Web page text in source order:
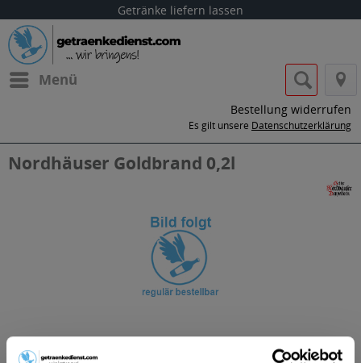
Getränke liefern lassen
Menü
Bestellung widerrufen
Es gilt unsere Datenschutzerklärung
Nordhäuser Goldbrand 0,2l